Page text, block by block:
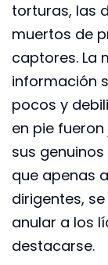
torturas, las
muertos de
captores. La
información
pocos y
en pie
sus
que apenas
dirigentes,
anular a los
destacarse.